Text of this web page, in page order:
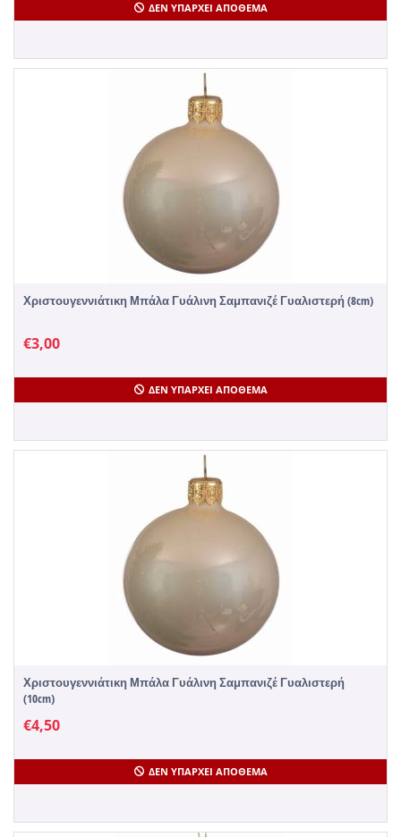
ΔΕΝ ΥΠΆΡΧΕΙ ΑΠΌΘΕΜΑ
Χριστουγεννιάτικη Μπάλα Γυάλινη Σαμπανιζέ Γυαλιστερή (8cm)
€3,00
ΔΕΝ ΥΠΆΡΧΕΙ ΑΠΌΘΕΜΑ
Χριστουγεννιάτικη Μπάλα Γυάλινη Σαμπανιζέ Γυαλιστερή
(10cm)
€4,50
ΔΕΝ ΥΠΆΡΧΕΙ ΑΠΌΘΕΜΑ